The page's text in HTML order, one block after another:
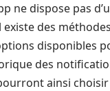
ne dispose pas
des
disponibles
des
ainsi